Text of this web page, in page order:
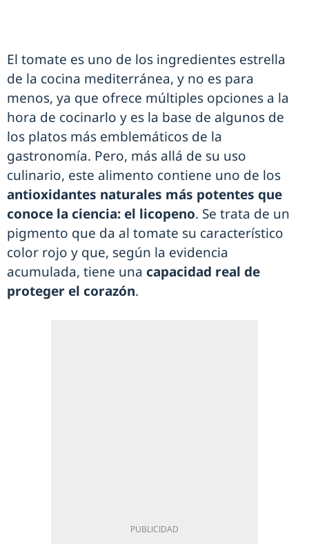
El tomate es uno de los ingredientes estrella
de la cocina mediterránea, y no es para
menos, ya que ofrece múltiples opciones a la
hora de cocinarlo y es la base de algunos de
los platos más emblemáticos de la
gastronomía. Pero, más allá de su uso
culinario, este alimento contiene uno de los
antioxidantes naturales más potentes que
conoce la ciencia: el licopeno. Se trata de un
pigmento que da al tomate su característico
color rojo y que, según la evidencia
acumulada, tiene una capacidad real de
proteger el corazón.